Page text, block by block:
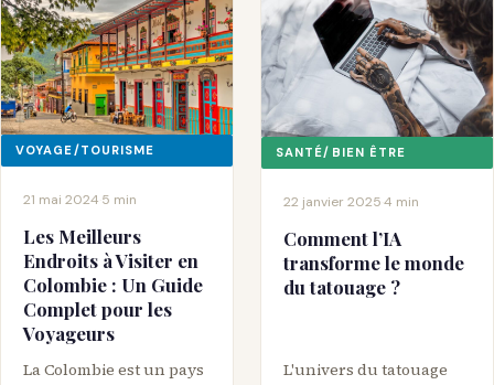
VOYAGE/TOURISME
21 mai 2024 5 min
Les Meilleurs
Endroits à Visiter en
Colombie : Un Guide
Complet pour les
Voyageurs
La Colombie est un pays
SANTÉ/BIEN ÊTRE
22 janvier 20254 min
Comment l’IA
transforme le monde
du tatouage ?
L'univers du tatouage